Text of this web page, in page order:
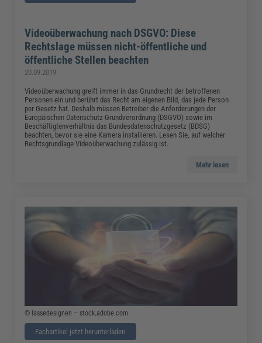
Videoüberwachung nach DSGVO: Diese
Rechtslage müssen nicht-öffentliche und
öffentliche Stellen beachten
20.09.2019
Videoüberwachung greift immer in das Grundrecht der betroffenen
Personen ein und berührt das Recht am eigenen Bild, das jede Person
per Gesetz hat. Deshalb müssen Betreiber die Anforderungen der
Europäischen Datenschutz-Grundverordnung (DSGVO) sowie im
Beschäftigtenverhältnis das Bundesdatenschutzgesetz (BDSG)
beachten, bevor sie eine Kamera installieren. Lesen Sie, auf welcher
Rechtsgrundlage Videoüberwachung zulässig ist.
Mehr lesen
© lassedesignen – stock.adobe.com
Fachartikel jetzt herunterladen